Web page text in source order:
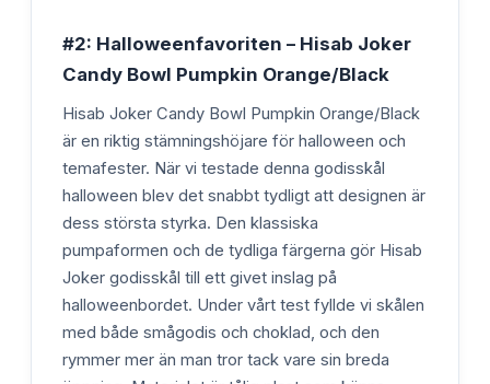
#2: Halloweenfavoriten – Hisab Joker
Candy Bowl Pumpkin Orange/Black
Hisab Joker Candy Bowl Pumpkin Orange/Black
är en riktig stämningshöjare för halloween och
temafester. När vi testade denna godisskål
halloween blev det snabbt tydligt att designen är
dess största styrka. Den klassiska
pumpaformen och de tydliga färgerna gör Hisab
Joker godisskål till ett givet inslag på
halloweenbordet. Under vårt test fyllde vi skålen
med både smågodis och choklad, och den
rymmer mer än man tror tack vare sin breda